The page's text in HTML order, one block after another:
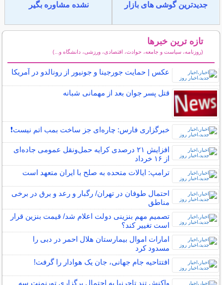
جدیدترین گوشی های بازار
نشده مشاوره بگیر
تازه ترین خبرها
(روزنامه، سیاست و جامعه، حوادث، اقتصادی، ورزشی، دانشگاه و...)
عکس | حمایت جورجینا و جونیور از رونالدو در آمریکا
قتل پسر جوان بعد از مهمانی شبانه
خبرگزاری فارس: چاره‌ای جز ساخت بمب اتم نیست❗️
افزایش ۲۱ درصدی کرایه حمل‌ونقل عمومی جاده‌ای
از ۱۶ خرداد
ترامپ: ایالات متحده به صلح با ایران متعهد است
احتمال طوفان در تهران/ رگبار و رعد و برق در برخی
مناطق
تصمیم مهم بنزینی دولت اعلام شد/ قیمت بنزین قرار
است تغییر کند؟
امارات اموال بیمارستان هلال احمر در دبی را
مسدود کرد
افتتاحیه جام جهانی، جان یک هوادار را گرفت!
واکنش تند تاجرنیا به احتمال برگزاری تورنمنت سه